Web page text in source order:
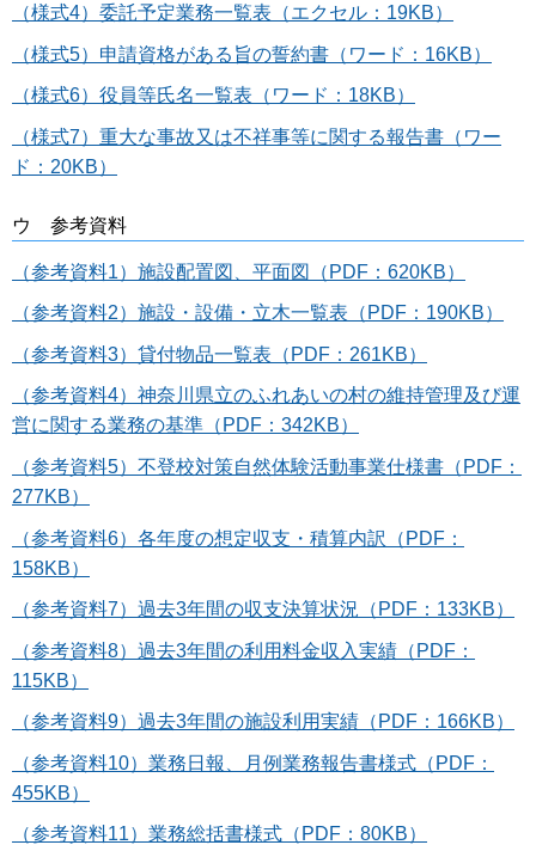
（様式4）委託予定業務一覧表（エクセル：19KB）
（様式5）申請資格がある旨の誓約書（ワード：16KB）
（様式6）役員等氏名一覧表（ワード：18KB）
（様式7）重大な事故又は不祥事等に関する報告書（ワー
ド：20KB）
ウ 参考資料
（参考資料1）施設配置図、平面図（PDF：620KB）
（参考資料2）施設・設備・立木一覧表（PDF：190KB）
（参考資料3）貸付物品一覧表（PDF：261KB）
（参考資料4）神奈川県立のふれあいの村の維持管理及び運
営に関する業務の基準（PDF：342KB）
（参考資料5）不登校対策自然体験活動事業仕様書（PDF：
277KB）
（参考資料6）各年度の想定収支・積算内訳（PDF：
158KB）
（参考資料7）過去3年間の収支決算状況（PDF：133KB）
（参考資料8）過去3年間の利用料金収入実績（PDF：
115KB）
（参考資料9）過去3年間の施設利用実績（PDF：166KB）
（参考資料10）業務日報、月例業務報告書様式（PDF：
455KB）
（参考資料11）業務総括書様式（PDF：80KB）